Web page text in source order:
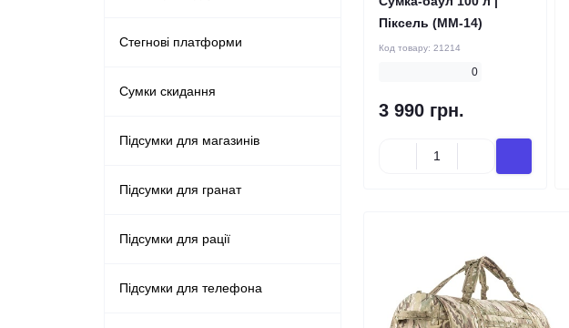
Стегнові платформи
Сумки скидання
Підсумки для магазинів
Підсумки для гранат
Підсумки для рації
Підсумки для телефона
Піксель (ММ-14)
Код товару: 21214
0
3 990 грн.